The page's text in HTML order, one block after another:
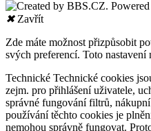
✖Zavřít
Zde máte možnost přizpůsobit
svých preferencí. Toto nastavení
Technické Technické cookies
zejm. pro přihlášení uživatele,
správné fungování filtrů,
používání těchto cookies je
nemohou správně fungovat.